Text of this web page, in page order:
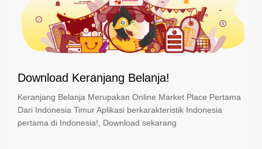
Download Keranjang Belanja!
Keranjang Belanja Merupakan Online Market Place Pertama
Dari Indonesia Timur Aplikasi berkarakteristik Indonesia
pertama di Indonesia!, Download sekarang